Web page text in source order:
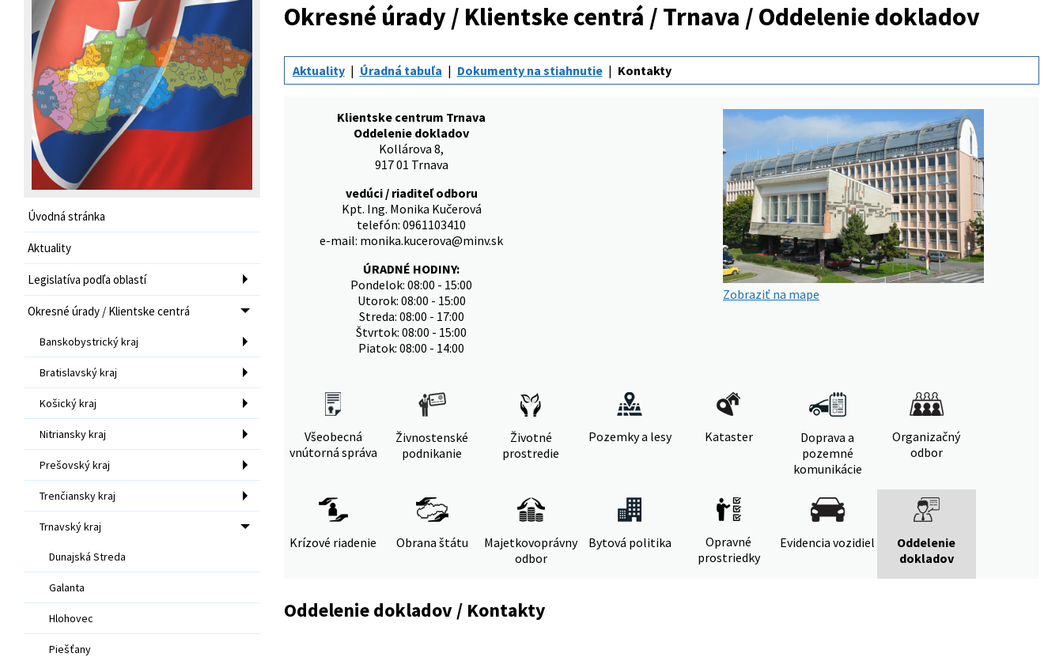
Úvodná stránka
Aktuality
Legislatíva podľa oblastí
Okresné úrady / Klientske centrá
Banskobystrický kraj
Bratislavský kraj
Košický kraj
Nitriansky kraj
Prešovský kraj
Trenčiansky kraj
Trnavský kraj
Dunajská Streda
Galanta
Hlohovec
Piešťany
Okresné úrady / Klientske centrá / Trnava / Oddelenie dokladov
Aktuality Úradná tabuľa Dokumenty na stiahnutie Kontakty
Klientske centrum Trnava
Oddelenie dokladov
Kollárova 8,
917 01 Trnava
vedúci / riaditeľ odboru
Kpt. Ing. Monika Kučerová
telefón: 0961103410
e-mail: monika.kucerova@minv.sk
ÚRADNÉ HODINY:
Pondelok: 08:00 - 15:00
Utorok: 08:00 - 15:00
Streda: 08:00 - 17:00
Štvrtok: 08:00 - 15:00
Piatok: 08:00 - 14:00
Zobraziť na mape
Všeobecná
vnútorná správa
Živnostenské
podnikanie
Životné
prostredie
Pozemky a lesy Kataster
Doprava a
pozemné
komunikácie
Organizačný
odbor
Krízové riadenie Obrana štátu
Majetkovoprávny
odbor
Bytová politika
Opravné
prostriedky
Evidencia vozidiel
Oddelenie
dokladov
Oddelenie dokladov / Kontakty